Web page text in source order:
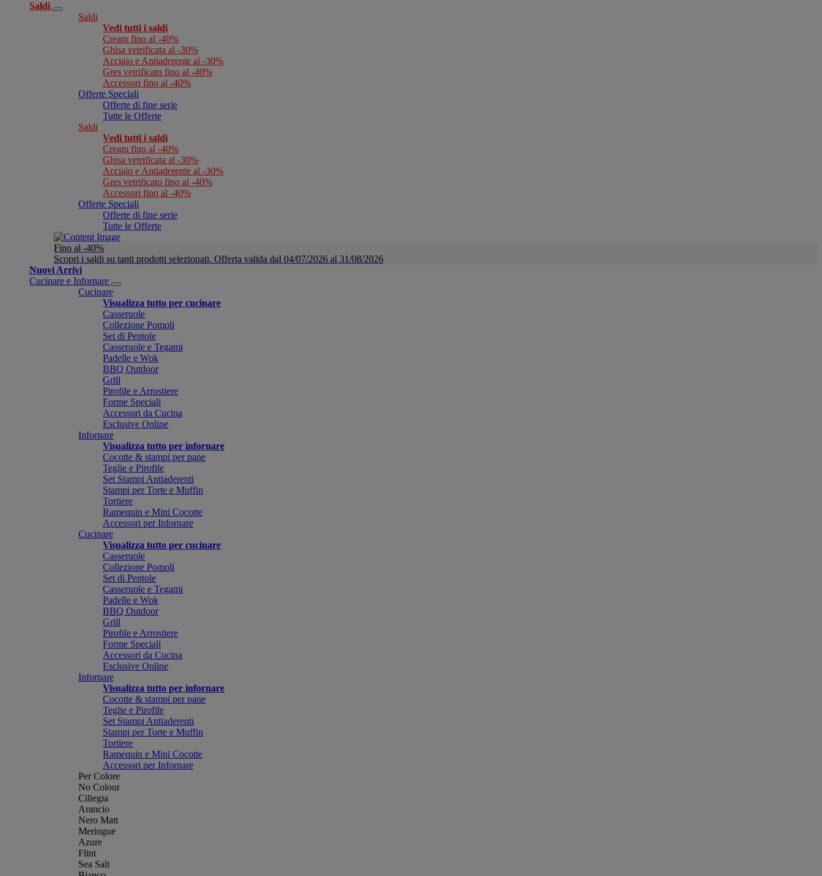
Saldi
Saldi
Vedi tutti i saldi
Cream fino al -40%
Ghisa vetrificata al -30%
Acciaio e Antiaderente al -30%
Gres vetrificato fino al -40%
Accessori fino al -40%
Offerte Speciali
Offerte di fine serie
Tutte le Offerte
Saldi
Vedi tutti i saldi
Cream fino al -40%
Ghisa vetrificata al -30%
Acciaio e Antiaderente al -30%
Gres vetrificato fino al -40%
Accessori fino al -40%
Offerte Speciali
Offerte di fine serie
Tutte le Offerte
Fino al -40%
Scopri i saldi su tanti prodotti selezionati. Offerta valida dal 04/07/2026 al 31/08/2026
Nuovi Arrivi
Cucinare e Infornare
Cucinare
Visualizza tutto per cucinare
Casseruole
Collezione Pomoli
Set di Pentole
Casseruole e Tegami
Padelle e Wok
BBQ Outdoor
Grill
Pirofile e Arrostiere
Forme Speciali
Accessori da Cucina
Esclusive Online
Infornare
Visualizza tutto per infornare
Cocotte & stampi per pane
Teglie e Pirofile
Set Stampi Antiaderenti
Stampi per Torte e Muffin
Tortiere
Ramequin e Mini Cocotte
Accessori per Infornare
Cucinare
Visualizza tutto per cucinare
Casseruole
Collezione Pomoli
Set di Pentole
Casseruole e Tegami
Padelle e Wok
BBQ Outdoor
Grill
Pirofile e Arrostiere
Forme Speciali
Accessori da Cucina
Esclusive Online
Infornare
Visualizza tutto per infornare
Cocotte & stampi per pane
Teglie e Pirofile
Set Stampi Antiaderenti
Stampi per Torte e Muffin
Tortiere
Ramequin e Mini Cocotte
Accessori per Infornare
Per Colore
No Colour
Ciliegia
Arancio
Nero Matt
Meringue
Azure
Flint
Sea Salt